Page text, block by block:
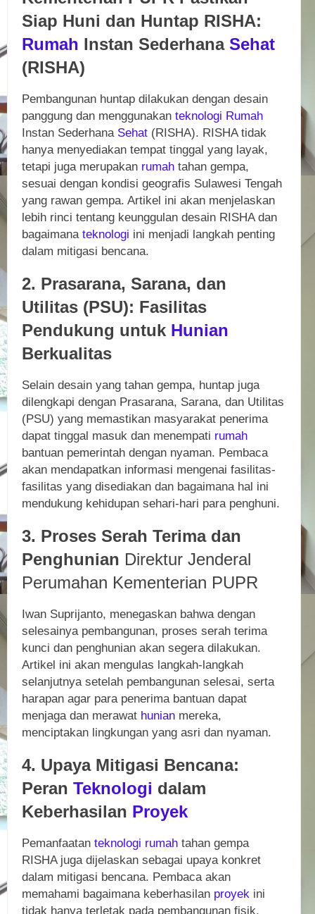
Siap Huni dan Huntap RISHA:
Rumah Instan Sederhana Sehat
(RISHA)
Pembangunan huntap dilakukan dengan desain
panggung dan menggunakan teknologi Rumah
Instan Sederhana Sehat (RISHA). RISHA tidak
hanya menyediakan tempat tinggal yang layak,
tetapi juga merupakan rumah tahan gempa,
sesuai dengan kondisi geografis Sulawesi Tengah
yang rawan gempa. Artikel ini akan menjelaskan
lebih rinci tentang keunggulan desain RISHA dan
bagaimana teknologi ini menjadi langkah penting
dalam mitigasi bencana.
2. Prasarana, Sarana, dan
Utilitas (PSU): Fasilitas
Pendukung untuk Hunian
Berkualitas
Selain desain yang tahan gempa, huntap juga
dilengkapi dengan Prasarana, Sarana, dan Utilitas
(PSU) yang memastikan masyarakat penerima
dapat tinggal masuk dan menempati rumah
bantuan pemerintah dengan nyaman. Pembaca
akan mendapatkan informasi mengenai fasilitas-
fasilitas yang disediakan dan bagaimana hal ini
mendukung kehidupan sehari-hari para penghuni.
3. Proses Serah Terima dan
Penghunian Direktur Jenderal
Perumahan Kementerian PUPR
Iwan Suprijanto, menegaskan bahwa dengan
selesainya pembangunan, proses serah terima
kunci dan penghunian akan segera dilakukan.
Artikel ini akan mengulas langkah-langkah
selanjutnya setelah pembangunan selesai, serta
harapan agar para penerima bantuan dapat
menjaga dan merawat hunian mereka,
menciptakan lingkungan yang asri dan nyaman.
4. Upaya Mitigasi Bencana:
Peran Teknologi dalam
Keberhasilan Proyek
Pemanfaatan teknologi rumah tahan gempa
RISHA juga dijelaskan sebagai upaya konkret
dalam mitigasi bencana. Pembaca akan
memahami bagaimana keberhasilan proyek ini
tidak hanya terletak pada pembangunan fisik,